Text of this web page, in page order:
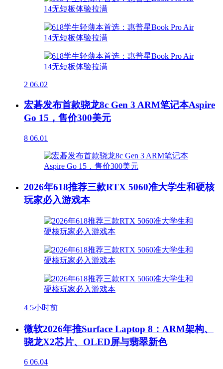
2 06.02
宏碁发布首款骁龙8c Gen 3 ARM笔记本Aspire
Go 15，售价300美元
8 06.01
2026年618推荐三款RTX 5060准大学生和硬核
玩家必入游戏本
4 5小时前
微软2026年推Surface Laptop 8：ARM架构、
骁龙X2芯片、OLED屏与翡翠新色
6 06.04